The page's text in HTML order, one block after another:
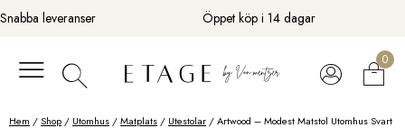
Fortsätt
till
Snabba leveranser Öppet köp i 14 dagar
0
Hem /Shop / Utomhus /Matplats / Utestolar / Artwood – Modest Matstol Utomhus Svart